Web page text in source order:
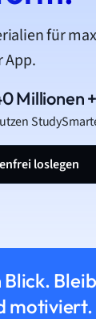
für
App.
Millionen +
loslegen
Bleib
motiviert.